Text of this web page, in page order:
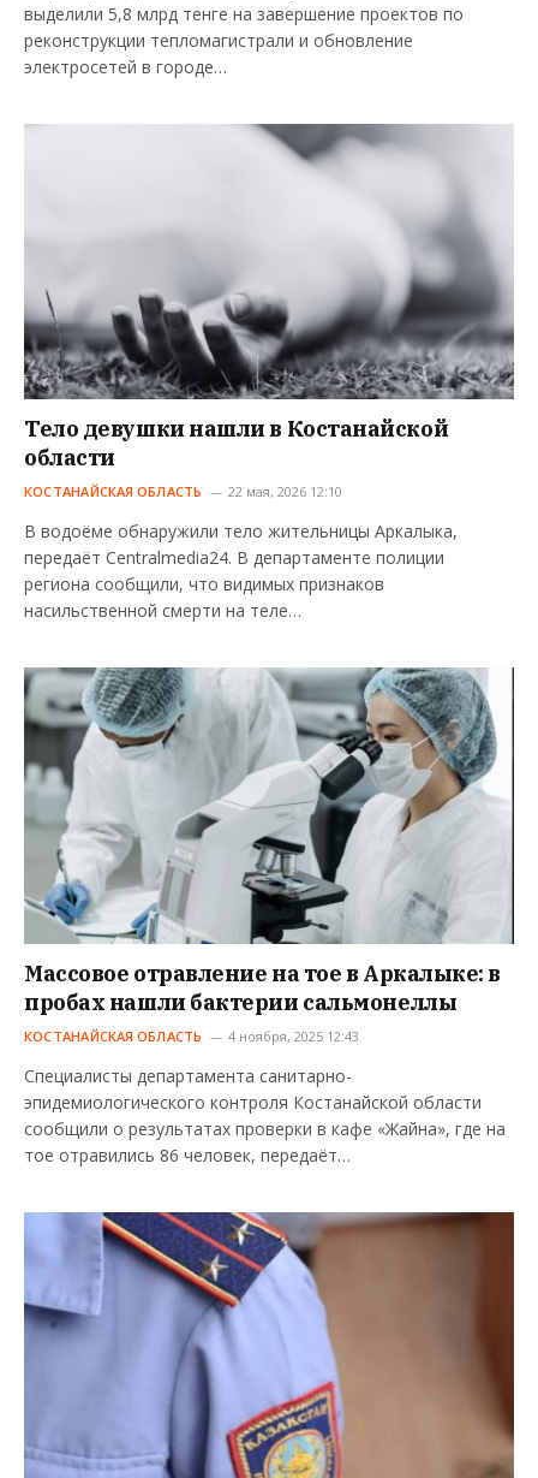
выделили 5,8 млрд тенге на завершение проектов по
реконструкции тепломагистрали и обновление
электросетей в городе…
Тело девушки нашли в Костанайской
области
КОСТАНАЙСКАЯ ОБЛАСТЬ 22 мая, 2026 12:10
В водоёме обнаружили тело жительницы Аркалыка,
передаёт Centralmedia24. В департаменте полиции
региона сообщили, что видимых признаков
насильственной смерти на теле…
Массовое отравление на тое в Аркалыке: в
пробах нашли бактерии сальмонеллы
КОСТАНАЙСКАЯ ОБЛАСТЬ 4 ноября, 2025 12:43
Специалисты департамента санитарно-
эпидемиологического контроля Костанайской области
сообщили о результатах проверки в кафе «Жайна», где на
тое отравились 86 человек, передаёт…